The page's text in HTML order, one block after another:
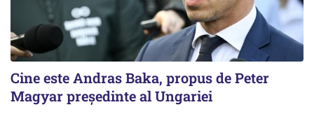
Cine este Andras Baka, propus de Peter
Magyar președinte al Ungariei